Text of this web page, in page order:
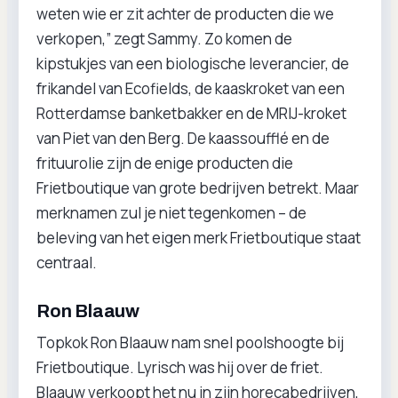
weten wie er zit achter de producten die we
verkopen,” zegt Sammy. Zo komen de
kipstukjes van een biologische leverancier, de
frikandel van Ecofields, de kaaskroket van een
Rotterdamse banketbakker en de MRIJ-kroket
van Piet van den Berg. De kaassoufflé en de
frituurolie zijn de enige producten die
Frietboutique van grote bedrijven betrekt. Maar
merknamen zul je niet tegenkomen – de
beleving van het eigen merk Frietboutique staat
centraal.
Ron Blaauw
Topkok Ron Blaauw nam snel poolshoogte bij
Frietboutique. Lyrisch was hij over de friet.
Blaauw verkoopt het nu in zijn horecabedrijven,